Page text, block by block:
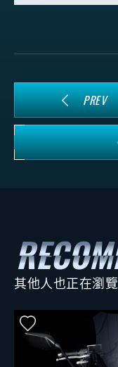
PREV
其他人也正在瀏覽